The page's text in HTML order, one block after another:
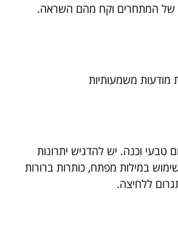
של המתחרים וקח מהם השראה.
מודעות משמעותיות
טבעי וכנה. יש להדגיש יתרונות
שימוש במילות מפתח, כותרות ברורות
ללחיצה.